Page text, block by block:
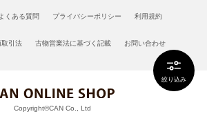
絞り込み
よくある質問 プライバシーポリシー 利用規約
引法 古物営業法に基づく記載 お問い合わせ
Copyright©CAN Co., Ltd